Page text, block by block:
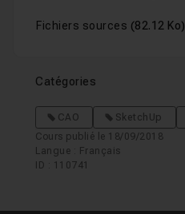
Fichiers sources (82.12 Ko)
Catégories
CAO SketchUp
Cours publié le 18/09/2018
Langue : Français
ID : 110741